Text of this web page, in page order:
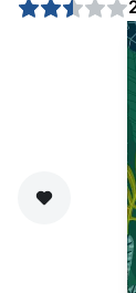
Gemiddelde
Zet op